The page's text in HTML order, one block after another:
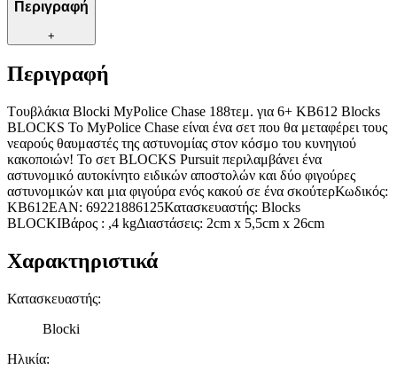
Περιγραφή
+
Περιγραφή
Tουβλάκια Blocki MyPolice Chase 188τεμ. για 6+ KB612 Blocks
BLOCKS Το MyPolice Chase είναι ένα σετ που θα μεταφέρει τους
νεαρούς θαυμαστές της αστυνομίας στον κόσμο του κυνηγιού
κακοποιών! Το σετ BLOCKS Pursuit περιλαμβάνει ένα
αστυνομικό αυτοκίνητο ειδικών αποστολών και δύο φιγούρες
αστυνομικών και μια φιγούρα ενός κακού σε ένα σκούτερΚωδικός:
KB612EAN: 69221886125Κατασκευαστής: Blocks
BLOCKIΒάρος : ,4 kgΔιαστάσεις: 2cm x 5,5cm x 26cm
Χαρακτηριστικά
Κατασκευαστής:
Blocki
Ηλικία: